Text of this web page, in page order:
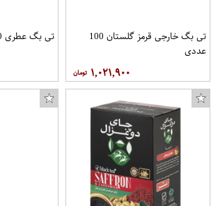
تی بگ خارجی قرمز گلستان 100
عددی
۱,۰۲۱,۹۰۰
تی بگ عطری 100 عددی گلستان